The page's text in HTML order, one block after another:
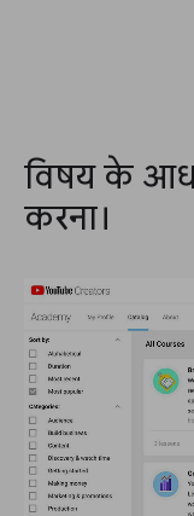
विषय के
करना।